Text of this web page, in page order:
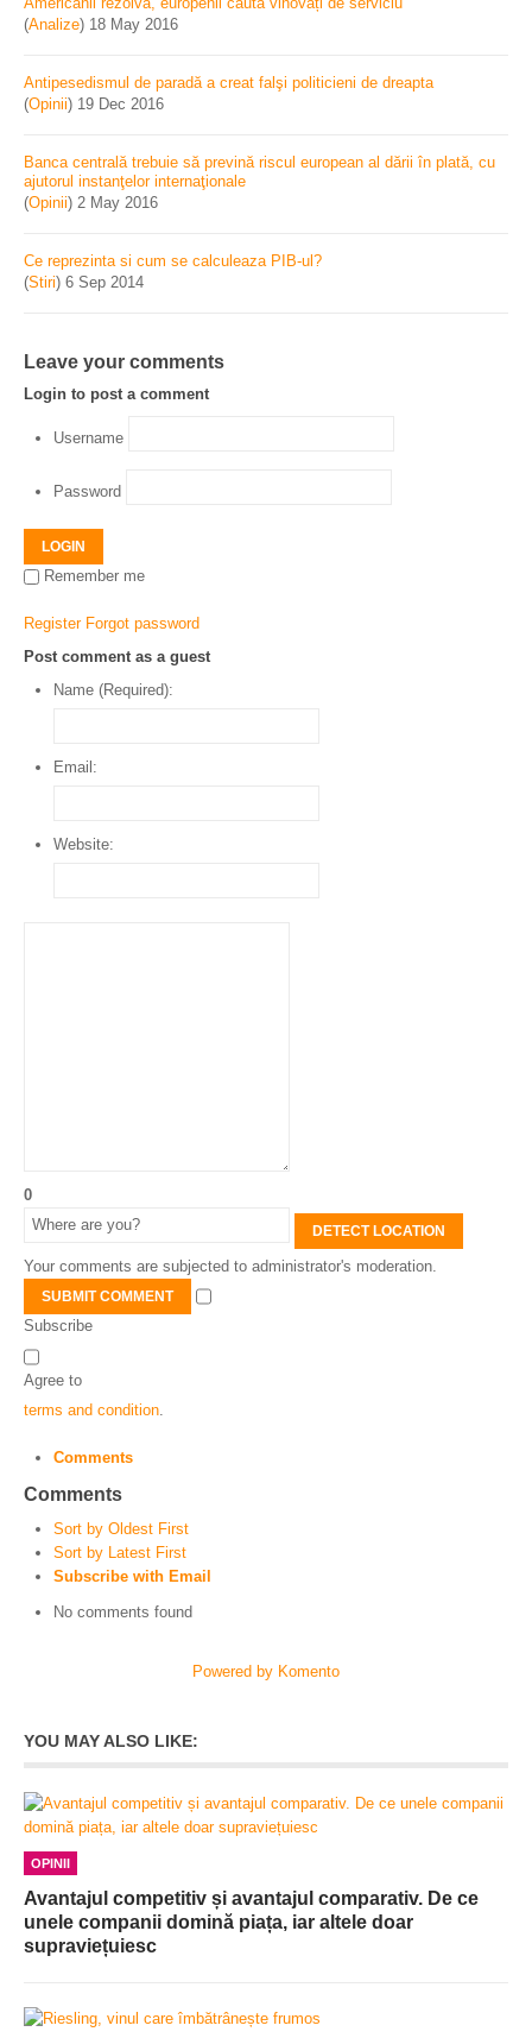
(Analize) 18 May 2016
Antipesedismul de paradă a creat falşi politicieni de dreapta
(Opinii) 19 Dec 2016
Banca centrală trebuie să prevină riscul european al dării în plată, cu
ajutorul instanţelor internaţionale
(Opinii) 2 May 2016
Ce reprezinta si cum se calculeaza PIB-ul?
(Stiri) 6 Sep 2014
Leave your comments
Login to post a comment
Username
Password
LOGIN
Remember me
Register Forgot password
Post comment as a guest
Name (Required):
Email:
Website:
0
DETECT LOCATION
Your comments are subjected to administrator's moderation.
SUBMIT COMMENT
Subscribe
Agree to
terms and condition
Comments
Comments
Sort by Oldest First
Sort by Latest First
Subscribe with Email
No comments found
Powered by Komento
YOU MAY ALSO LIKE:
OPINII
Avantajul competitiv și avantajul comparativ. De ce
unele companii domină piața, iar altele doar
supraviețuiesc